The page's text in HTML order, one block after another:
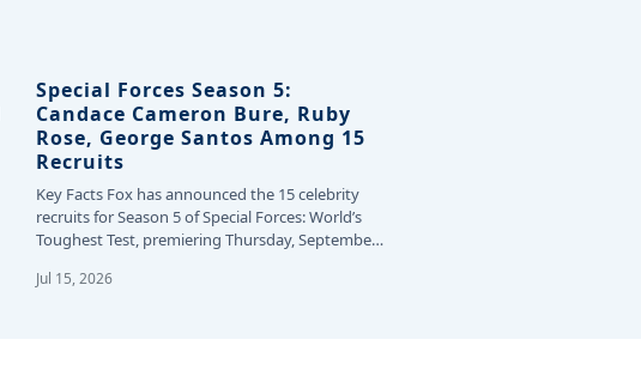
Special Forces Season 5:
Candace Cameron Bure, Ruby
Rose, George Santos Among 15
Recruits
Key Facts Fox has announced the 15 celebrity
recruits for Season 5 of Special Forces: World’s
Toughest Test, premiering Thursday, September
Jul 15, 2026